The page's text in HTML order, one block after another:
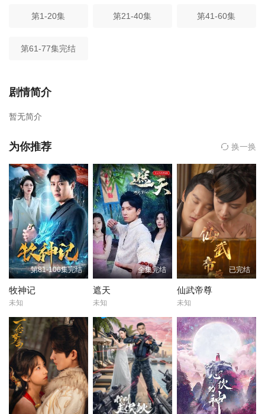
第1-20集 第21-40集 第41-60集
第61-77集完结
剧情简介
暂无简介
为你推荐 换一换
第81-106集完结
牧神记
未知
全集完结
遮天
未知
已完结
仙武帝尊
未知